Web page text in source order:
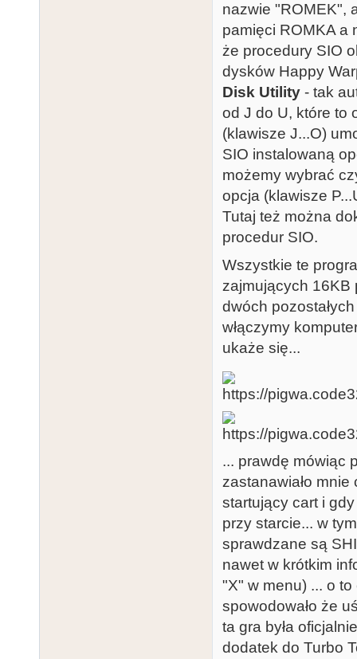
nazwie "ROMEK",
pamięci ROMKA a
że procedury SIO
dysków Happy
Disk Utility - tak
od J do U, które to
(klawisze J...O)
SIO instalowaną
możemy wybrać
opcja (klawisze
Tutaj też można
procedur SIO.
Wszystkie te
zajmujących 16KB
dwóch
włączymy
ukaże się...
... prawdę mówiąc
zastanawiało
startujący cart i
przy starcie... w
sprawdzane są
nawet w krótkim
"X" w menu) ... o
spowodowało że
ta gra była
dodatek do Turbo